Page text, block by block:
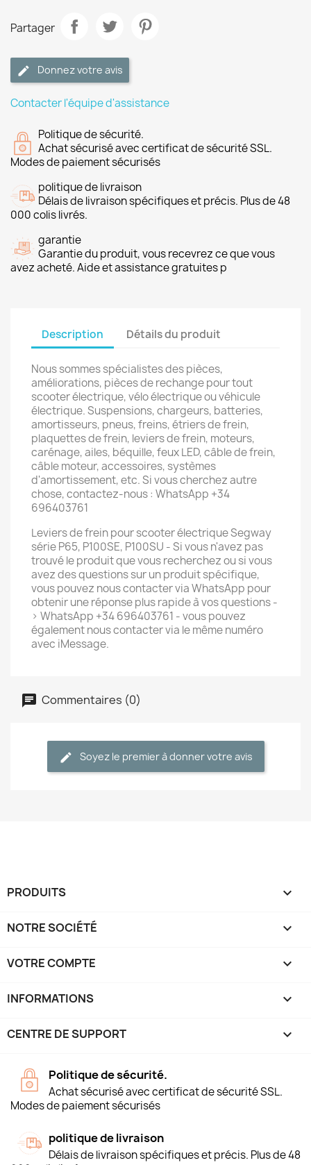
Partager
Donnez votre avis
Contacter l'équipe d'assistance
Politique de sécurité.
Achat sécurisé avec certificat de sécurité SSL.
Modes de paiement sécurisés
politique de livraison
Délais de livraison spécifiques et précis. Plus de 48
000 colis livrés.
garantie
Garantie du produit, vous recevrez ce que vous
avez acheté. Aide et assistance gratuites p
Description Détails du produit
Nous sommes spécialistes des pièces,
améliorations, pièces de rechange pour tout
scooter électrique, vélo électrique ou véhicule
électrique. Suspensions, chargeurs, batteries,
amortisseurs, pneus, freins, étriers de frein,
plaquettes de frein, leviers de frein, moteurs,
carénage, ailes, béquille, feux LED, câble de frein,
câble moteur, accessoires, systèmes
d'amortissement, etc. Si vous cherchez autre
chose, contactez-nous : WhatsApp +34
696403761
Leviers de frein pour scooter électrique Segway
série P65, P100SE, P100SU - Si vous n'avez pas
trouvé le produit que vous recherchez ou si vous
avez des questions sur un produit spécifique,
vous pouvez nous contacter via WhatsApp pour
obtenir une réponse plus rapide à vos questions -
> WhatsApp +34 696403761 - vous pouvez
également nous contacter via le même numéro
avec iMessage.
Commentaires (0)
Soyez le premier à donner votre avis
PRODUITS 
NOTRE SOCIÉTÉ 
VOTRE COMPTE 
INFORMATIONS keyboard_arrow_down
CENTRE DE SUPPORT 
Politique de sécurité.
Achat sécurisé avec certificat de sécurité SSL.
Modes de paiement sécurisés
politique de livraison
Délais de livraison spécifiques et précis. Plus de 48